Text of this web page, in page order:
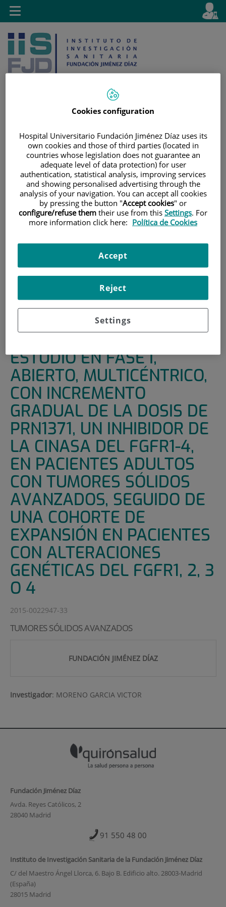
Jump to content
selector
Active
en
Toggle
navigation
HOME|SUPPORT UNITS|CLINICAL TRIALS
ESTUDIO EN FASE I, ABIERTO, MULTICÉNTRICO, CON
INCREMENTO GRADUAL DE LA DOSIS DE PRN1371, UN
ADULTOS CON TUMORES SÓLIDOS AVANZADOS,
SEGUIDO DE UNA COHORTE DE EXPANSIÓN EN
PACIENTES CON ALTERACIONES GENÉTICAS DEL FGFR1, 2,
3 O 4
ESTUDIO EN FASE I,
ABIERTO, MULTICÉNTRICO,
CON INCREMENTO
GRADUAL DE LA DOSIS DE
PRN1371, UN INHIBIDOR DE
LA CINASA DEL FGFR1-4,
EN PACIENTES ADULTOS
CON TUMORES SÓLIDOS
AVANZADOS, SEGUIDO DE
UNA COHORTE DE
EXPANSIÓN EN PACIENTES
CON ALTERACIONES
GENÉTICAS DEL FGFR1, 2, 3
O 4
2015-0022947-33
TUMORES SÓLIDOS AVANZADOS
FUNDACIÓN JIMÉNEZ DÍAZ
Investigador: MORENO GARCIA VICTOR
Fundación Jiménez Díaz
Avda. Reyes Católicos, 2
28040 Madrid
91 550 48 00
Instituto de Investigación Sanitaria de la Fundación Jiménez Díaz
C/ del Maestro Ángel Llorca, 6. Bajo B. Edificio alto. 28003-Madrid
(España)
28015 Madrid
Cookies configuration
Hospital Universitario Fundación Jiménez Díaz uses its
own cookies and those of third parties (located in
countries whose legislation does not guarantee an
adequate level of data protection) for user
authentication, statistical analysis, improving services
and showing personalised advertising through the
analysis of your navigation. You can accept all cookies
by pressing the button "Accept cookies" or
configure/refuse them their use from this Settings. For
more information click here: Política de Cookies
Settings
Reject
Accept